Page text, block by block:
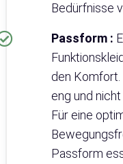
Bedürfnisse
Passform :
den
eng und
Für eine
Passform